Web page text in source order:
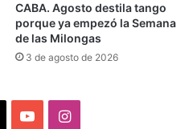
CABA. Agosto destila tango
porque ya empezó la Semana
de las Milongas
3 de agosto de 2026
YouTubeInstagram